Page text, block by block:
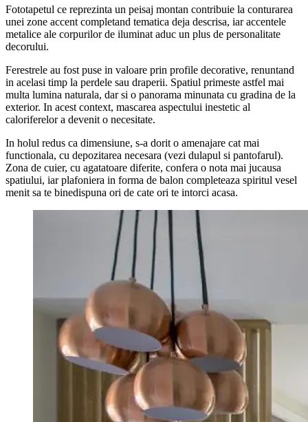
Fototapetul ce reprezinta un peisaj montan contribuie la conturarea
unei zone accent completand tematica deja descrisa, iar accentele
metalice ale corpurilor de iluminat aduc un plus de personalitate
decorului.
Ferestrele au fost puse in valoare prin profile decorative, renuntand
in acelasi timp la perdele sau draperii. Spatiul primeste astfel mai
multa lumina naturala, dar si o panorama minunata cu gradina de la
exterior. In acest context, mascarea aspectului inestetic al
caloriferelor a devenit o necesitate.
In holul redus ca dimensiune, s-a dorit o amenajare cat mai
functionala, cu depozitarea necesara (vezi dulapul si pantofarul).
Zona de cuier, cu agatatoare diferite, confera o nota mai jucausa
spatiului, iar plafoniera in forma de balon completeaza spiritul vesel
menit sa te binedispuna ori de cate ori te intorci acasa.